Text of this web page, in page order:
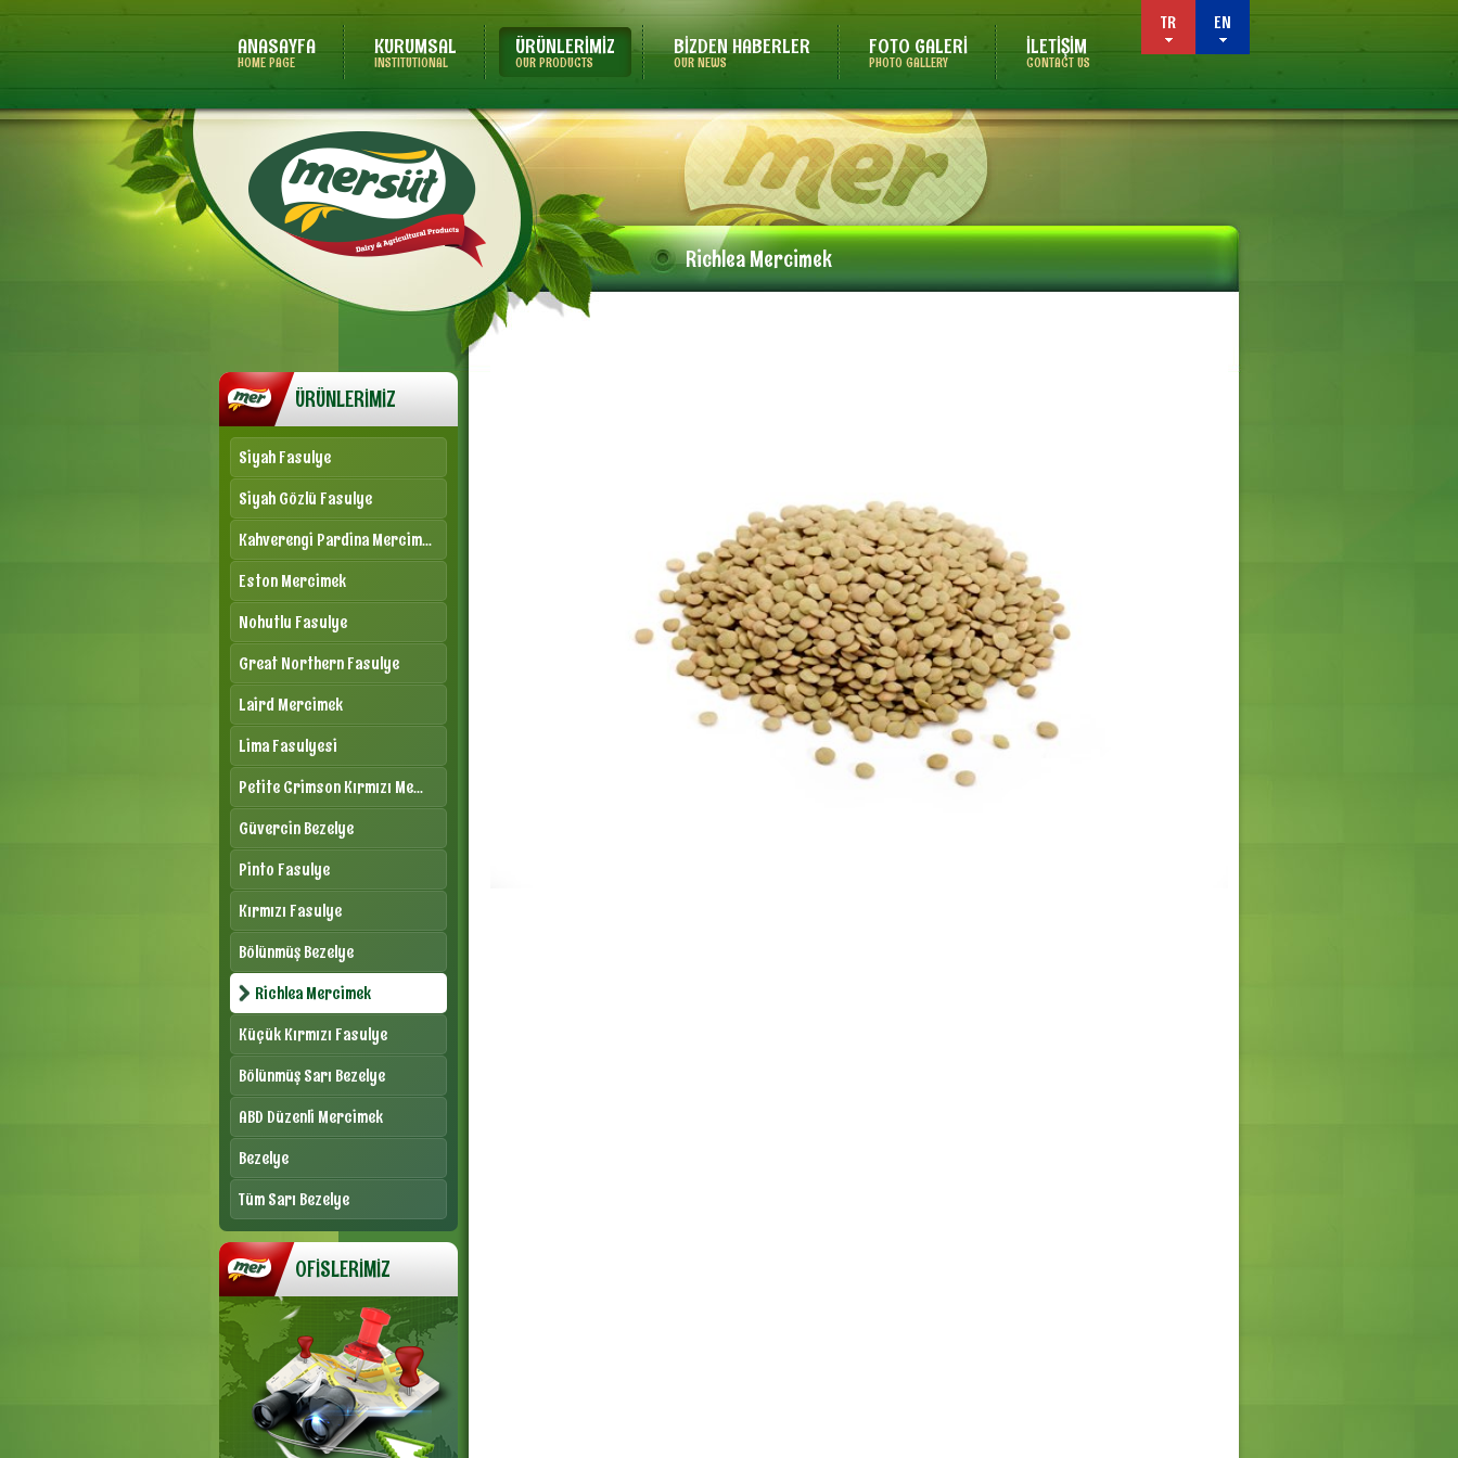
ANASAYFA
HOME PAGE
KURUMSAL
INSTITUTIONAL
ÜRÜNLERİMİZ
OUR PRODUCTS
BİZDEN HABERLER
OUR NEWS
FOTO GALERİ
PHOTO GALLERY
İLETİŞİM
CONTACT US
TR EN
ÜRÜNLERİMİZ
Siyah Fasulye
Siyah Gözlü Fasulye
Kahverengi Pardina Mercim...
Eston Mercimek
Nohutlu Fasulye
Great Northern Fasulye
Laird Mercimek
Lima Fasulyesi
Petite Crimson Kırmızı Me...
Güvercin Bezelye
Pinto Fasulye
Kırmızı Fasulye
Bölünmüş Bezelye
Richlea Mercimek
Küçük Kırmızı Fasulye
Bölünmüş Sarı Bezelye
ABD Düzenli Mercimek
Bezelye
Tüm Sarı Bezelye
OFİSLERİMİZ
Richlea Mercimek